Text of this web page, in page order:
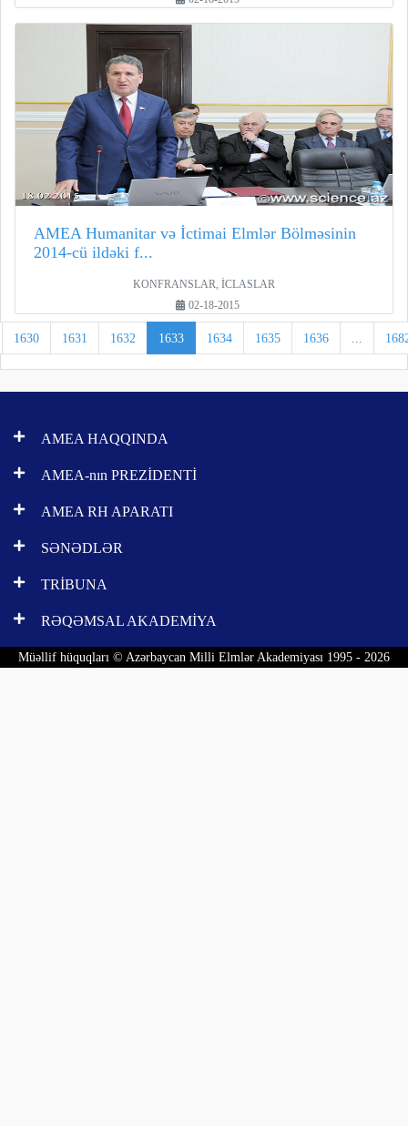
AMEA Humanitar və İctimai Elmlər Bölməsinin
2014-cü ildəki f...
KONFRANSLAR, İCLASLAR
02-18-2015
1630 1631 1632 1633 1634 1635 1636 ...
AMEA HAQQINDA
AMEA-nın PREZİDENTİ
AMEA RH APARATI
SƏNƏDLƏR
TRİBUNA
RƏQƏMSAL AKADEMİYA
Müəllif hüquqları © Azərbaycan Milli Elmlər Akademiyası 1995 - 2026